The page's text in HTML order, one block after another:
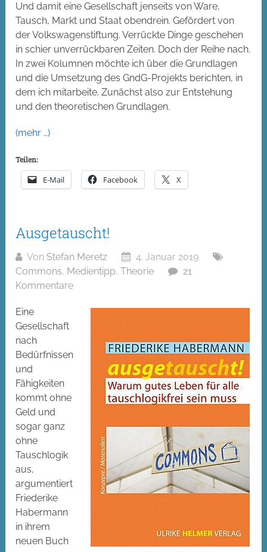
Und damit eine Gesellschaft jenseits von Ware,
Tausch, Markt und Staat obendrein. Gefördert von
der Volkswagenstiftung. Verrückte Dinge geschehen
in schier unverrückbaren Zeiten. Doch der Reihe nach.
In zwei Kolumnen möchte ich über die Grundlagen
und die Umsetzung des GndG-Projekts berichten, in
dem ich mitarbeite. Zunächst also zur Entstehung
und den theoretischen Grundlagen.
(mehr …)
Teilen:
E-Mail Facebook X
Ausgetauscht!
Von Stefan Meretz
4. Januar 2019
Commons, Medientipp,Theorie
21
Kommentare
Eine
Gesellschaft
nach
Bedürfnissen
und
Fähigkeiten
kommt ohne
Geld und
sogar ganz
ohne
Tauschlogik
aus,
argumentiert
Friederike
Habermann
in ihrem
neuen Buch